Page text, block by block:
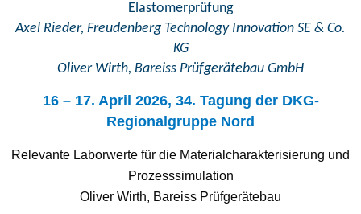
Elastomerprüfung
Axel Rieder, Freudenberg Technology Innovation SE & Co.
KG
Oliver Wirth, Bareiss Prüfgerätebau GmbH
16 – 17. April 2026, 34. Tagung der DKG-
Regionalgruppe Nord
Relevante Laborwerte für die Materialcharakterisierung und
Prozesssimulation
Oliver Wirth, Bareiss Prüfgerätebau